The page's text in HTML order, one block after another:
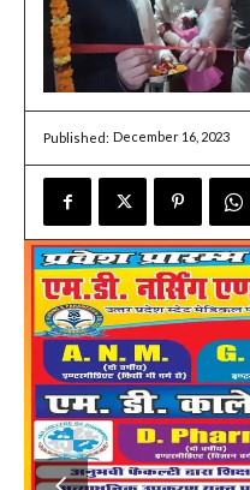
Published: December 16, 2023